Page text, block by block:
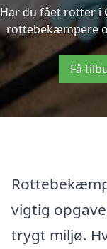
Har du fået rotter i
rottebekæmpere
Få
vigtig
trygt miljø.